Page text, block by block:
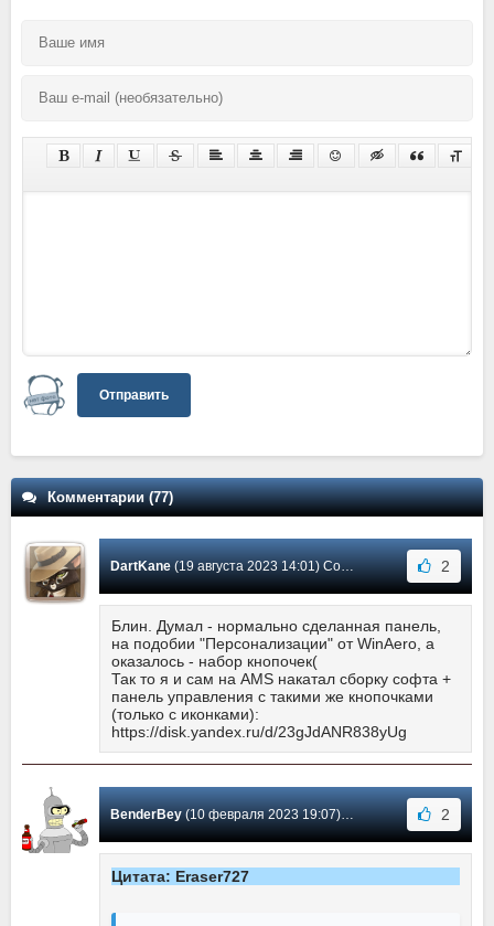
Отправить
Комментарии (77)
DartKane(19 августа 2023 14:01) Сообщение #73 2
Блин. Думал - нормально сделанная панель,
на подобии "Персонализации" от WinAero, а
оказалось - набор кнопочек(
Так то я и сам на AMS накатал сборку софта +
панель управления с такими же кнопочками
(только с иконками):
https://disk.yandex.ru/d/23gJdANR838yUg
BenderBey(10 февраля 2023 19:07) Сообщение #72 2
Цитата: Eraser727